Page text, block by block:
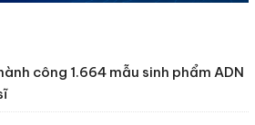
công 1.664 mẫu sinh phẩm ADN